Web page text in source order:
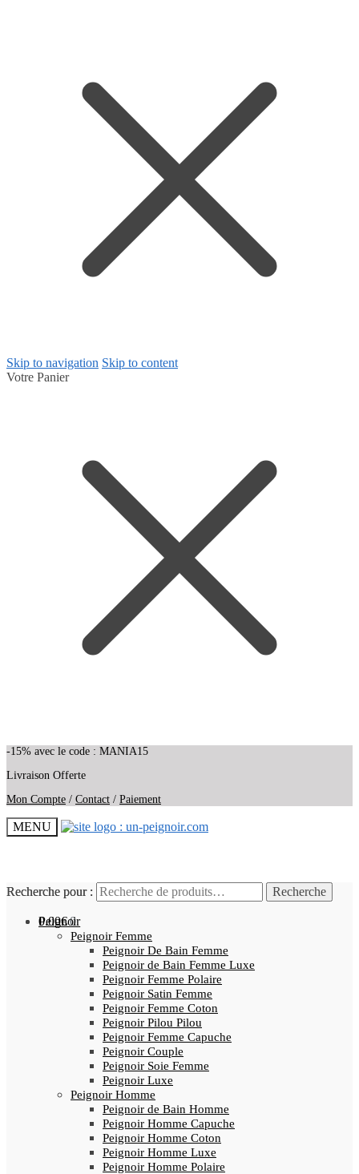
Skip to navigation Skip to content
Votre Panier
-15% avec le code : MANIA15
Livraison Offerte
Mon Compte / Contact / Paiement
MENU
Recherche pour : Recherche
0.00€ 0
Recherche pour : Recherche
Peignoir
Peignoir Femme
Peignoir De Bain Femme
Peignoir de Bain Femme Luxe
Peignoir Femme Polaire
Peignoir Satin Femme
Peignoir Femme Coton
Peignoir Pilou Pilou
Peignoir Femme Capuche
Peignoir Couple
Peignoir Soie Femme
Peignoir Luxe
Peignoir Homme
Peignoir de Bain Homme
Peignoir Homme Capuche
Peignoir Homme Coton
Peignoir Homme Luxe
Peignoir Homme Polaire